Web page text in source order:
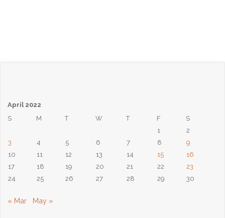
2022:
Sống
April 2022
S
M T W T F
S
1
2
3
4 5 6 7 8
9
10
11 12 13 14 15
16
17
18 19 20 21 22
23
24
25 26 27 28 29 30
« Mar May »